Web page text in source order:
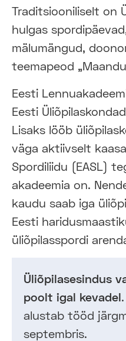
Traditsiooniliselt on
hulgas
mälumängud,
teemapeod
Eesti
Eesti
Lisaks lööb
väga aktiivselt
Spordiliidu (EASL)
akadeemia on.
kaudu saab iga
Eesti
üliõpilasspordi
Üliõpilasesindus
poolt igal kevadel
alustab tööd
septembris.